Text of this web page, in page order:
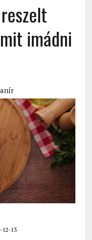
imádni
12-13